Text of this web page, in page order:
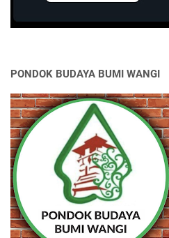
PONDOK BUDAYA BUMI WANGI